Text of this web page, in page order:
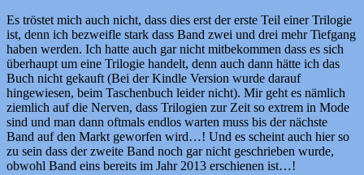
Es tröstet mich auch nicht, dass dies erst der erste Teil einer Trilogie
ist, denn ich bezweifle stark dass Band zwei und drei mehr Tiefgang
haben werden. Ich hatte auch gar nicht mitbekommen dass es sich
überhaupt um eine Trilogie handelt, denn auch dann hätte ich das
Buch nicht gekauft (Bei der Kindle Version wurde darauf
hingewiesen, beim Taschenbuch leider nicht). Mir geht es nämlich
ziemlich auf die Nerven, dass Trilogien zur Zeit so extrem in Mode
sind und man dann oftmals endlos warten muss bis der nächste
Band auf den Markt geworfen wird…! Und es scheint auch hier so
zu sein dass der zweite Band noch gar nicht geschrieben wurde,
obwohl Band eins bereits im Jahr 2013 erschienen ist…!